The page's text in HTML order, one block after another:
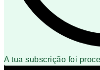
A tua subscrição foi